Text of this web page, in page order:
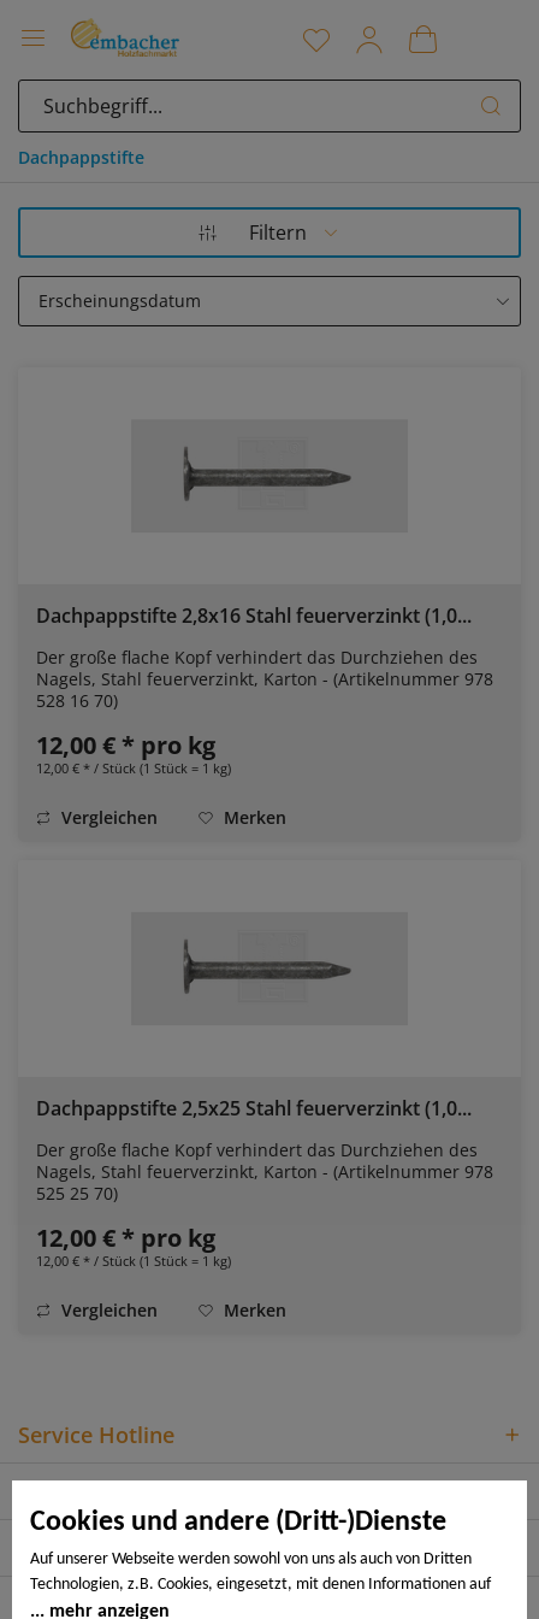
Cookies und andere (Dritt-)Dienste
Auf unserer Webseite werden sowohl von uns als auch von Dritten
Technologien, z.B. Cookies, eingesetzt, mit denen Informationen auf
Ihrem Endgerät gespeichert und/oder von Ihrem Endgerät abgerufen
mehr anzeigen
Dachpappstifte
Filtern
Dachpappstifte 2,8x16 Stahl feuerverzinkt (1,0...
Der große flache Kopf verhindert das Durchziehen des
Nagels, Stahl feuerverzinkt, Karton - (Artikelnummer 978
528 16 70)
12,00 € * pro kg
12,00 € * / Stück (1 Stück = 1 kg)
Vergleichen Merken
Dachpappstifte 2,5x25 Stahl feuerverzinkt (1,0...
Der große flache Kopf verhindert das Durchziehen des
Nagels, Stahl feuerverzinkt, Karton - (Artikelnummer 978
525 25 70)
12,00 € * pro kg
12,00 € * / Stück (1 Stück = 1 kg)
Vergleichen Merken
Service Hotline
Informationen
Rechtliches